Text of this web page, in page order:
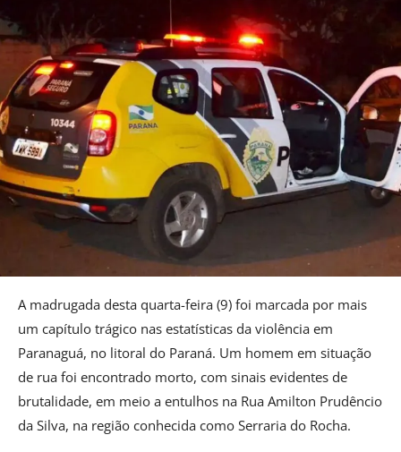
A madrugada desta quarta-feira (9) foi marcada por mais
um capítulo trágico nas estatísticas da violência em
Paranaguá, no litoral do Paraná. Um homem em situação
de rua foi encontrado morto, com sinais evidentes de
brutalidade, em meio a entulhos na Rua Amilton Prudêncio
da Silva, na região conhecida como Serraria do Rocha.